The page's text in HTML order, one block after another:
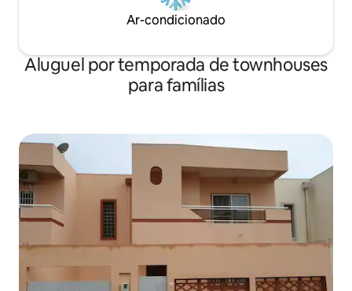
Ar-condicionado
Aluguel por temporada de townhouses
para famílias